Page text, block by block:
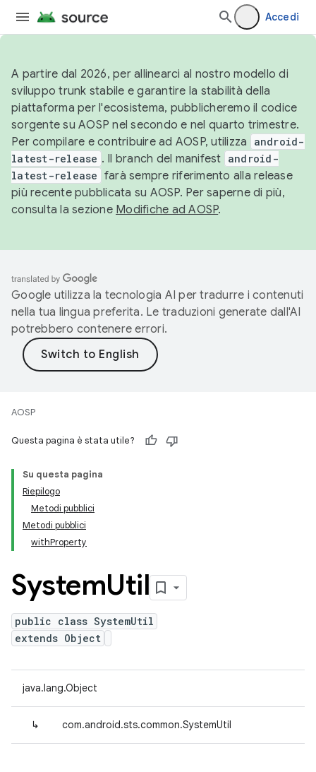
Accedi
A partire dal 2026, per allinearci al nostro modello di
sviluppo trunk stabile e garantire la stabilità della
piattaforma per l'ecosistema, pubblicheremo il codice
sorgente su AOSP nel secondo e nel quarto trimestre.
Per compilare e contribuire ad AOSP, utilizza
android-
latest-release . Il branch del manifest android-
latest-release farà sempre riferimento alla release
più recente pubblicata su AOSP. Per saperne di più,
consulta la sezione Modifiche ad AOSP.
Google utilizza la tecnologia AI per tradurre i contenuti
nella tua lingua preferita. Le traduzioni generate dall'AI
potrebbero contenere errori.
AOSP
Questa pagina è stata utile?
Su questa pagina
Riepilogo
Metodi pubblici
Metodi pubblici
withProperty
SystemUtil
public class SystemUtil
extends Object
java.lang.Object
↳ com.android.sts.common.SystemUtil